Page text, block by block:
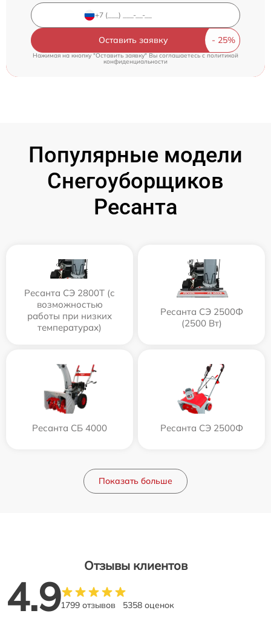
Оставить заявку
Нажимая на кнопку "Оставить заявку" Вы соглашаетесь cполитикой
конфиденциальности
Популярные модели
Снегоуборщиков
Ресанта
Ресанта СЭ 2800Т (с
возможностью
работы при низких
температурах)
Ресанта СЭ 2500Ф
(2500 Вт)
Ресанта СБ 4000 Ресанта СЭ 2500Ф
Показать больше
Отзывы клиентов
4.91799 отзывов 5358 оценок